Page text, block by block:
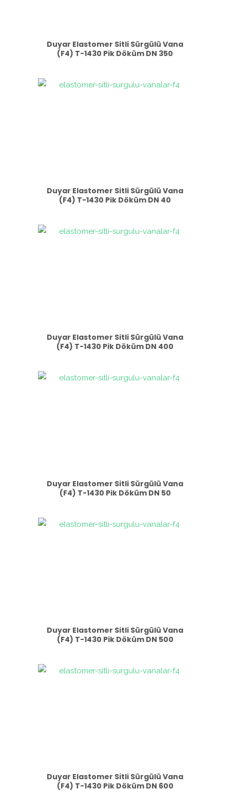
Duyar Elastomer Sitli Sürgülü Vana
(F4) T-1430 Pik Döküm DN 350
Duyar Elastomer Sitli Sürgülü Vana
(F4) T-1430 Pik Döküm DN 40
Duyar Elastomer Sitli Sürgülü Vana
(F4) T-1430 Pik Döküm DN 400
Duyar Elastomer Sitli Sürgülü Vana
(F4) T-1430 Pik Döküm DN 50
Duyar Elastomer Sitli Sürgülü Vana
(F4) T-1430 Pik Döküm DN 500
Duyar Elastomer Sitli Sürgülü Vana
(F4) T-1430 Pik Döküm DN 600